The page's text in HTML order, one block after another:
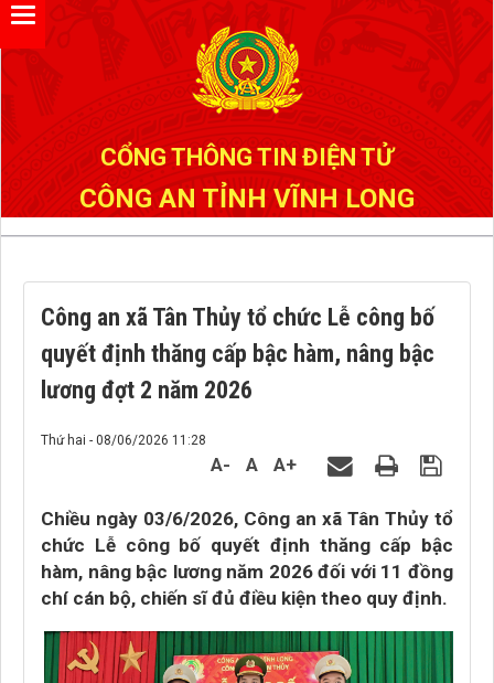
CỔNG THÔNG TIN ĐIỆN TỬ
CÔNG AN TỈNH VĨNH LONG
Công an xã Tân Thủy tổ chức Lễ công bố
quyết định thăng cấp bậc hàm, nâng bậc
lương đợt 2 năm 2026
Thứ hai - 08/06/2026 11:28
A- A A+
Chiều ngày 03/6/2026, Công an xã Tân Thủy tổ
chức Lễ công bố quyết định thăng cấp bậc
hàm, nâng bậc lương năm 2026 đối với 11 đồng
chí cán bộ, chiến sĩ đủ điều kiện theo quy định.